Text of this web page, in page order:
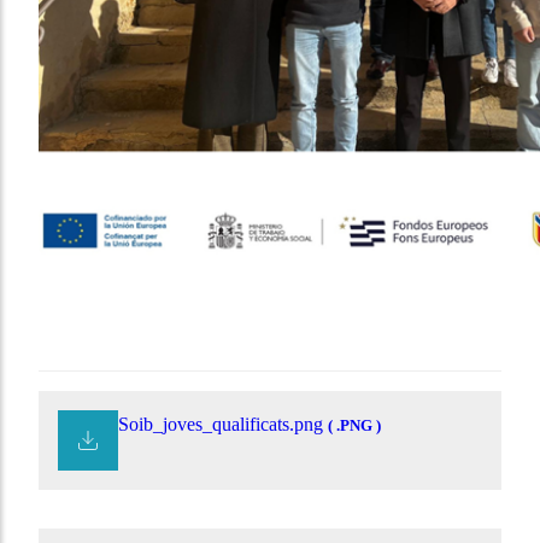
Soib_joves_qualificats.png ( .PNG )